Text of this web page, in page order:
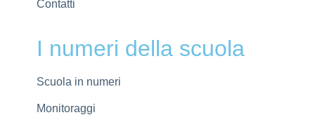
Contatti
I numeri della scuola
Scuola in numeri
Monitoraggi